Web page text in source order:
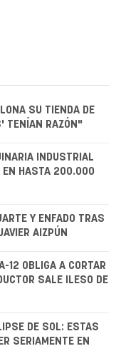
SU TIENDA DE
TENÍAN RAZÓN"
INDUSTRIAL
EN HASTA 200.000
Y ENFADO TRAS
AIZPÚN
12 OBLIGA A CORTAR
SALE ILESO DE
DE SOL: ESTAS
SERIAMENTE EN